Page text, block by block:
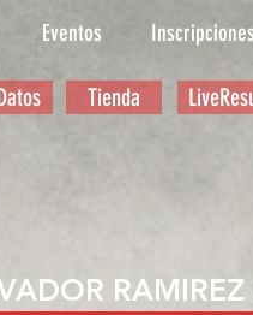
Eventos Inscripciones
Tienda